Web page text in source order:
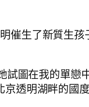
催生了新質生孩
試圖在我的單戀
透明湖畔的國